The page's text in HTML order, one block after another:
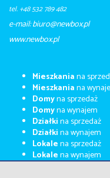
tel. +48 532 789 482
e-mail: biuro@newbox.pl
​​​​​www.newbox.pl
Mieszkaniana
Mieszkaniana
Domyna sprzedaż
Domyna wynajem
Działkina sprzedaż
Działkina wynajem
Lokalena sprzedaż
Lokalena wynajem